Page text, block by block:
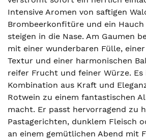
Intensive Aromen von saftigen
Brombeerkonfitüre und ein Hauch
steigen in die Nase. Am Gaumen
mit einer wunderbaren Fülle,
Textur und einer harmonischen
reifer Frucht und feiner Würze. Es
Kombination aus Kraft und
Rotwein zu einem fantastischen
macht. Er passt hervorragend zu
Pastagerichten, dunklem Fleisch
an einem gemütlichen Abend mit